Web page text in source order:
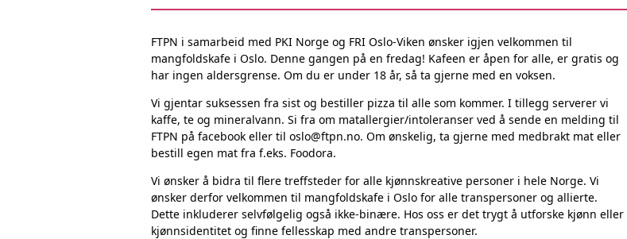
KJØNNSINKONGRUENS
FAMILIE
FORSKNING
ÅLESUND
OSLO
FTPN i samarbeid med PKI Norge og FRI Oslo-Viken ønsker igjen velkommen til
mangfoldskafe i Oslo. Denne gangen på en fredag! Kafeen er åpen for alle, er gratis og
har ingen aldersgrense. Om du er under 18 år, så ta gjerne med en voksen.
Vi gjentar suksessen fra sist og bestiller pizza til alle som kommer. I tillegg serverer vi
kaffe, te og mineralvann. Si fra om matallergier/intoleranser ved å sende en melding til
FTPN på facebook eller til oslo@ftpn.no. Om ønskelig, ta gjerne med medbrakt mat eller
bestill egen mat fra f.eks. Foodora.
Vi ønsker å bidra til flere treffsteder for alle kjønnskreative personer i hele Norge. Vi
ønsker derfor velkommen til mangfoldskafe i Oslo for alle transpersoner og allierte.
Dette inkluderer selvfølgelig også ikke-binære. Hos oss er det trygt å utforske kjønn eller
kjønnsidentitet og finne fellesskap med andre transpersoner.